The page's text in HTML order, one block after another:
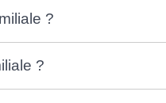
?
?